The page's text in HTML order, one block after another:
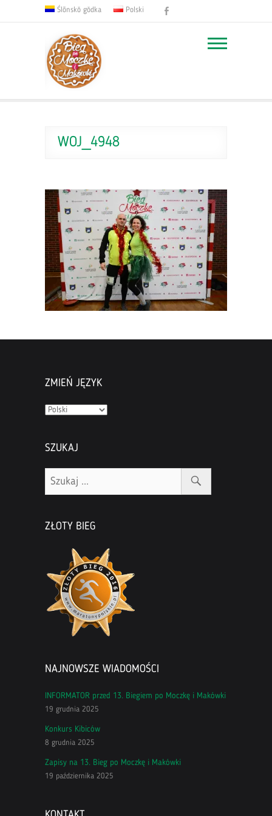
Ślōnskŏ gŏdka Polski
WOJ_4948
ZMIEŃ JĘZYK
Zmień
SZUKAJ
ZŁOTY BIEG
NAJNOWSZE WIADOMOŚCI
INFORMATOR przed 13. Biegiem po Moczkę i Makówki
19 grudnia 2025
Konkurs Kibiców
8 grudnia 2025
Zapisy na 13. Bieg po Moczkę i Makówki
19 października 2025